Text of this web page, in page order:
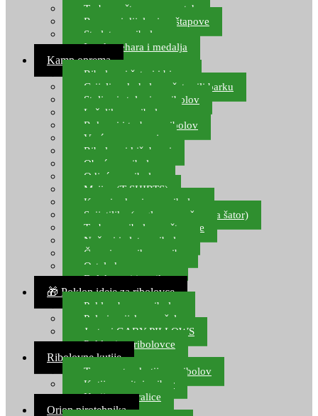
Torbe za štapove – match
Rezervni dijelovi za štapove
Starlete za ribolov
Izrada pehara i medalja
Kamp oprema
Ribolovni šatori i bivvy
Grijalice, kuhala za šator ili barku
Stolice i stolovi za ribolov
Ležaljke za ribolov
Ruksaci i torbe za ribolov
Vreće za spavanje
Ribolovni kišobrani
Obuća za ribolov
Odjeća za ribolov
Majice (T-SHIRTS)
Kape i rukavice za ribolov
Svijetiljke (naglavne, ručne, za šator)
Torbe za ribolovne štapove
Noževi i alat za ribolov
Čamci za prihranu ribe
Ostala kamp oprema
Dalekozori i optika
🎁 Poklon ideje za ribolovce
Poklon bon za ribolov
Polarizacijske naočale
Jastuci GABY PILLOWS
Pokloni za ribolovce
Ribolovne kutije
Transportne kutije za ribolov
Kutije za sitni pribor
Kutije za varalice
Orion pirotehnika